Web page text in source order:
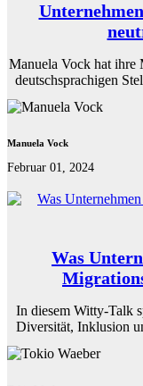
Manuela Vock hat ihre
deutschsprachigen
Manuela Vock
Februar 01, 2024
Was
In diesem Witty-Talk
Diversität, Inklusion